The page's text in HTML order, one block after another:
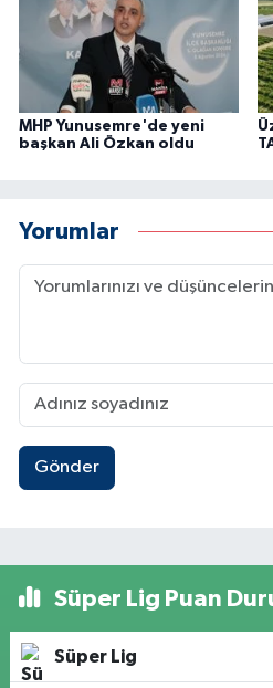
MHP Yunusemre'de yeni
başkan Ali Özkan oldu
Yorumlar
Gönder
Süper Lig Puan
Süper Lig